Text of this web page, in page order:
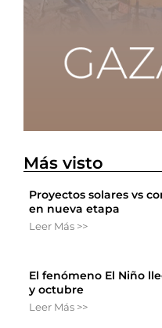
Más visto
Proyectos solares vs
en nueva etapa
Leer Más >>
El fenómeno El Niño
y octubre
Leer Más >>